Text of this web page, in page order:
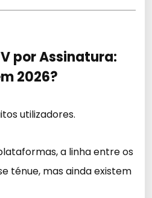
por Assinatura:
2026?
utilizadores.
a linha entre os
ténue, mas ainda existem